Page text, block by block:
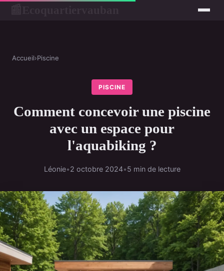
Accueil›Piscine
PISCINE
Comment concevoir une piscine
avec un espace pour
l'aquabiking ?
Léonie•2 octobre 2024•5 min de lecture